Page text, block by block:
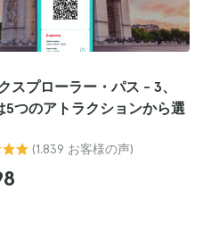
スプローラー・パス - 3、
5つのアトラクションから選
(1.839 お客様の声)